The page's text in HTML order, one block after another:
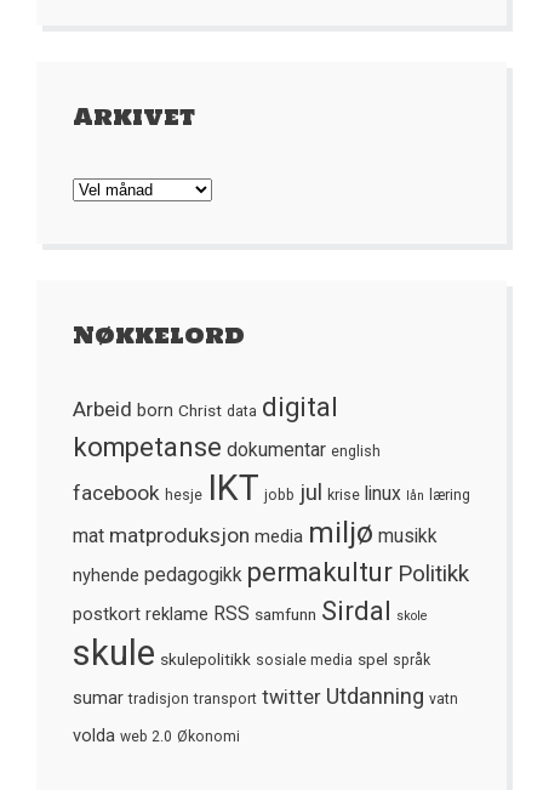
Arkivet
Arkivet
Nøkkelord
Arbeid born Christ data digital
kompetanse dokumentar english
facebook hesje IKT jobb jul krise linux lån læring
mat matproduksjon media miljø musikk
nyhende pedagogikk permakultur Politikk
postkort reklame RSS samfunn Sirdal skole
skule skulepolitikk sosiale media spel språk
sumar tradisjon transport twitter Utdanning vatn
volda web 2.0 Økonomi